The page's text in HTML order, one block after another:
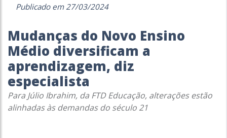
Publicado em 27/03/2024
Mudanças do Novo Ensino
Médio diversificam a
aprendizagem, diz
especialista
Para Júlio Ibrahim, da FTD Educação, alterações estão
alinhadas às demandas do século 21